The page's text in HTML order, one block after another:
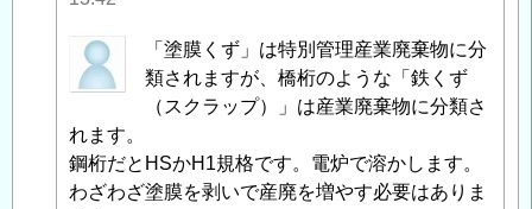
匿
名
稿
者
に
「塗膜くず」は特別管理産業廃棄物に分
類されますが、橋桁のような「鉄くず
（スクラップ）」は産業廃棄物に分類さ
れます。
鋼桁だとHSかH1規格です。電炉で溶かします。
わざわざ塗膜を剥いで産廃を増やす必要はありま